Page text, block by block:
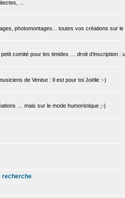
...
photomontages... toutes vos créations sur le
comité pour les timides … droit d’inscription :
de Venise : Il est pour toi Joëlle :-)
… mais sur le mode humoristique ;-)
recherche